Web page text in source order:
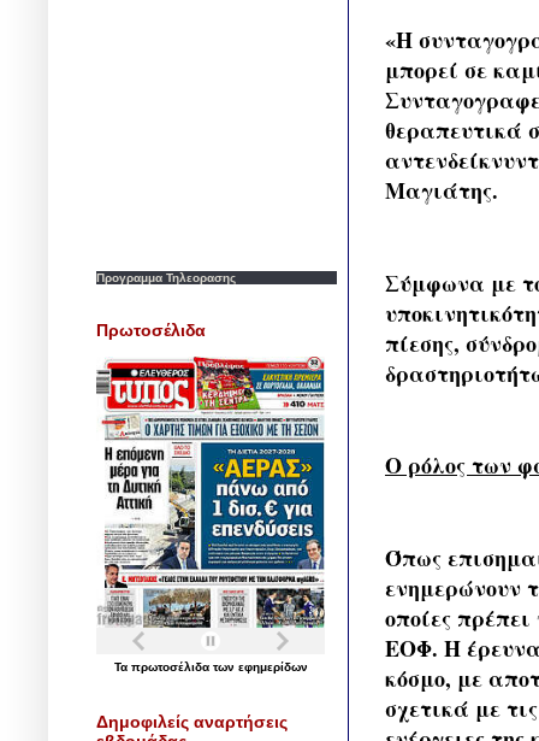
«Η
μπορεί σε
θεραπευτικά
Μαγιάτης.
Σύμφωνα με
πίεσης,
Ο ρόλος των
Όπως
ενημερώνουν
οποίες
ΕΟΦ. Η έρευνα
κόσμο, με
σχετικά με
Προγραμμα Τηλεορασης
Πρωτοσέλιδα
Τα πρωτοσέλιδα των εφημερίδων
Δημοφιλείς αναρτήσεις